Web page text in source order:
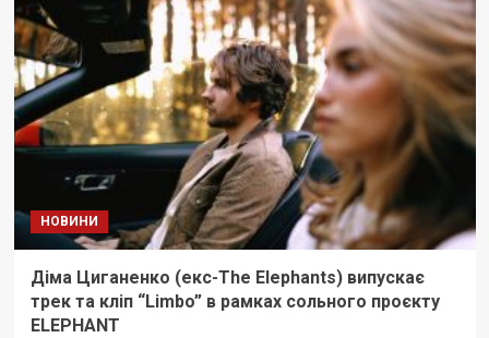
НОВИНИ
Діма Циганенко (екс-The Elephants) випускає
трек та кліп “Limbo” в рамках сольного проєкту
ELEPHANT